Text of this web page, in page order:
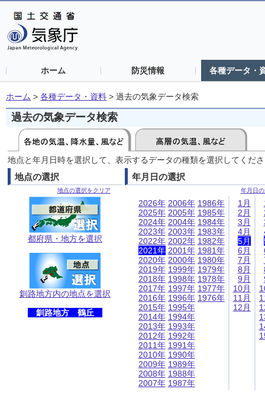
ホーム 防災情報 各種データ・
ホーム > 各種データ・資料 > 過去の気象データ検索
過去の気象データ検索
地点と年月日時を選択して、表示するデータの種類を選択してくだ
地点の選択
地点の選択をクリア
都府県・地方を選択
釧路地方内の地点を選択
釧路地方 鶴丘
年月日の選択
年月日
2026年
2025年
2024年
2023年
2022年
2021年
2020年
2019年
2018年
2017年
2016年
2015年
2014年
2013年
2012年
2011年
2010年
2009年
2008年
2007年
2006年
2005年
2004年
2003年
2002年
2001年
2000年
1999年
1998年
1997年
1996年
1995年
1994年
1993年
1992年
1991年
1990年
1989年
1988年
1987年
1986年
1985年
1984年
1983年
1982年
1981年
1980年
1979年
1978年
1977年
1976年
1月
2月
3月
4月
5月
6月
7月
8月
9月
10月
11月
12月